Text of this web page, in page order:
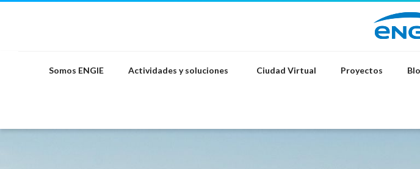
Somos ENGIE Actividades y soluciones Ciudad Virtual Proyectos